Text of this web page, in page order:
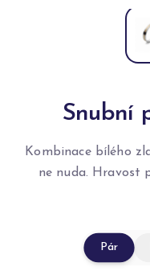
Snubní
Kombinace bílého
ne nuda. Hravost
Pár